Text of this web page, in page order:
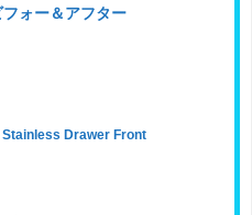
ォー＆アフター
Drawer Front